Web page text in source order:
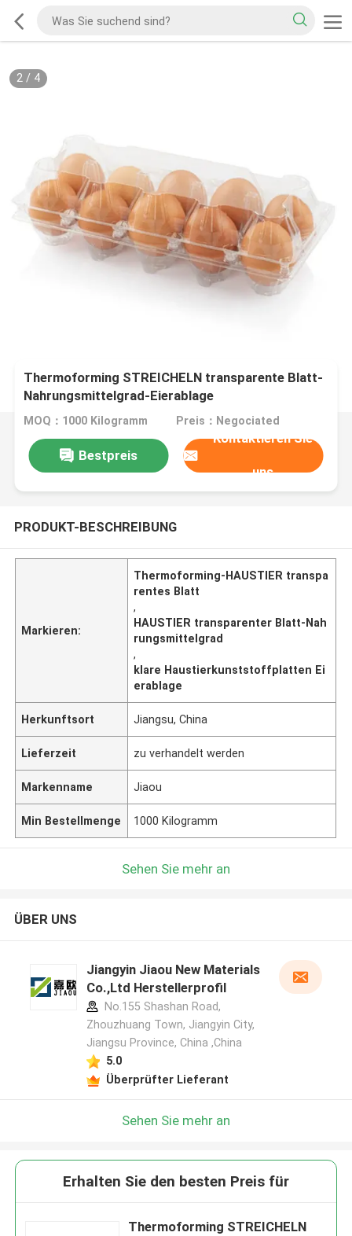
2/ 4
Thermoforming STREICHELN transparente Blatt-
Nahrungsmittelgrad-Eierablage
MOQ：1000 Kilogramm Preis：Negociated
Bestpreis
Kontaktieren Sie
uns
PRODUKT-BESCHREIBUNG
Markieren:
Thermoforming-HAUSTIER transpa
rentes Blatt
,
HAUSTIER transparenter Blatt-Nah
rungsmittelgrad
,
klare Haustierkunststoffplatten Ei
erablage
Herkunftsort Jiangsu, China
Lieferzeit zu verhandelt werden
Markenname Jiaou
Min Bestellmenge 1000 Kilogramm
Sehen Sie mehr an
ÜBER UNS
Jiangyin Jiaou New Materials
Co.,Ltd Herstellerprofil
No.155 Shashan Road,
Zhouzhuang Town, Jiangyin City,
Jiangsu Province, China ,China
5.0
Überprüfter Lieferant
Sehen Sie mehr an
Erhalten Sie den besten Preis für
Thermoforming STREICHELN